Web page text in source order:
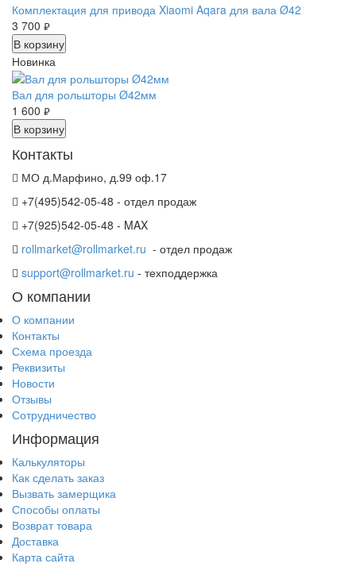
Комплектация для привода Xiaomi Aqara для вала Ø42
3 700 руб.
В корзину
Новинка
Вал для рольшторы Ø42мм
1 600 руб.
В корзину
Контакты
МО д.Марфино, д.99 оф.17
+7(495)542-05-48 - отдел продаж
+7(925)542-05-48 - MAX
rollmarket@rollmarket.ru - отдел продаж
support@rollmarket.ru - техподдержка
О компании
О компании
Контакты
Схема проезда
Реквизиты
Новости
Отзывы
Сотрудничество
Информация
Калькуляторы
Как сделать заказ
Вызвать замерщика
Способы оплаты
Возврат товара
Доставка
Карта сайта